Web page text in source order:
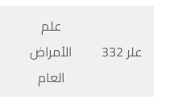
علر 332
علم
الأمراض
العام